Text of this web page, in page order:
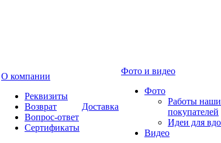
О компании
Реквизиты
Возврат
Вопрос-ответ
Сертификаты
Доставка
Фото и видео
Фото
Работы
покупателей
Идеи для
Видео